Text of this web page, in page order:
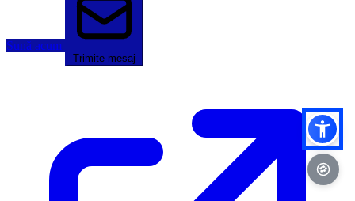
Sună acum
Trimite mesaj